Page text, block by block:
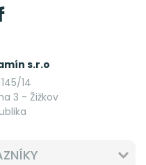
s.r.o
14
3 - Žižkov